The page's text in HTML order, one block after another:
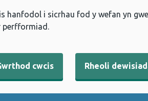
hanfodol i sicrhau fod y wefan yn
perfformiad.
cwcis Rheoli